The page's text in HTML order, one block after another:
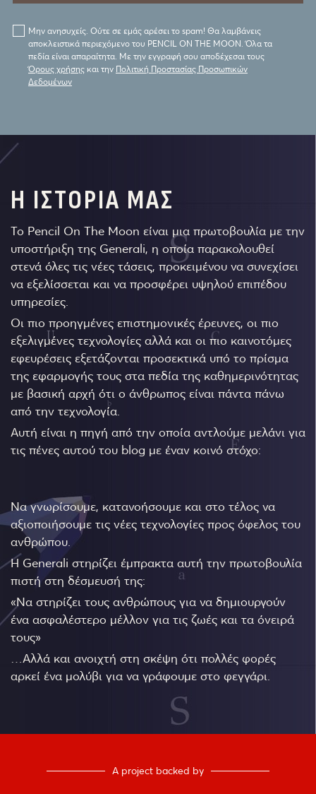
Μην ανησυχείς. Ούτε σε εμάς αρέσει το spam! Θα λαμβάνεις
αποκλειστικά περιεχόμενο του PENCIL ON THE MOON. Όλα τα
πεδία είναι απαραίτητα. Με την εγγραφή σου αποδέχεσαι τους
Όρους χρήσης και την Πολιτική Προστασίας Προσωπικών
Δεδομένων
Η ΙΣΤΟΡΙΑ ΜΑΣ
Το Pencil On The Moon είναι μια πρωτοβουλία με την
υποστήριξη της Generali, η οποία παρακολουθεί
στενά όλες τις νέες τάσεις, προκειμένου να συνεχίσει
να εξελίσσεται και να προσφέρει υψηλού επιπέδου
υπηρεσίες.
Οι πιο προηγμένες επιστημονικές έρευνες, οι πιο
εξελιγμένες τεχνολογίες αλλά και οι πιο καινοτόμες
εφευρέσεις εξετάζονται προσεκτικά υπό το πρίσμα
της εφαρμογής τους στα πεδία της καθημερινότητας
με βασική αρχή ότι ο άνθρωπος είναι πάντα πάνω
από την τεχνολογία.
Αυτή είναι η πηγή από την οποία αντλούμε μελάνι για
τις πένες αυτού του blog με έναν κοινό στόχο:
Να γνωρίσουμε, κατανοήσουμε και στο τέλος να
αξιοποιήσουμε τις νέες τεχνολογίες προς όφελος του
ανθρώπου.
Η Generali στηρίζει έμπρακτα αυτή την πρωτοβουλία
πιστή στη δέσμευσή της:
«Να στηρίζει τους ανθρώπους για να δημιουργούν
ένα ασφαλέστερο μέλλον για τις ζωές και τα όνειρά
τους»
…Αλλά και ανοιχτή στη σκέψη ότι πολλές φορές
αρκεί ένα μολύβι για να γράφουμε στο φεγγάρι.
A project backed by